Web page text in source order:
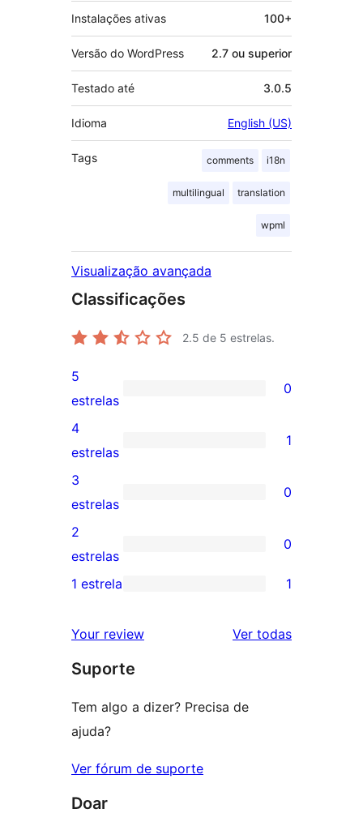
Instalações ativas 100+
Versão do WordPress 2.7 ou superior
Testado até 3.0.5
Idioma English (US)
Tags comments i18n
multilingual translation
wpml
Visualização avançada
Classificações
2.5 de 5 estrelas.
0
avaliação
com
5
estrela
5
estrelas
0
1
avaliação
com
4
estrela
4
estrelas
1
0
avaliação
com
3
3
estrelas
0
0
avaliação
2
2
estrelas
0
com
1
1 estrela 1
Your review Ver todasavaliações
Suporte
Tem algo a dizer? Precisa de
ajuda?
Ver fórum de suporte
Doar